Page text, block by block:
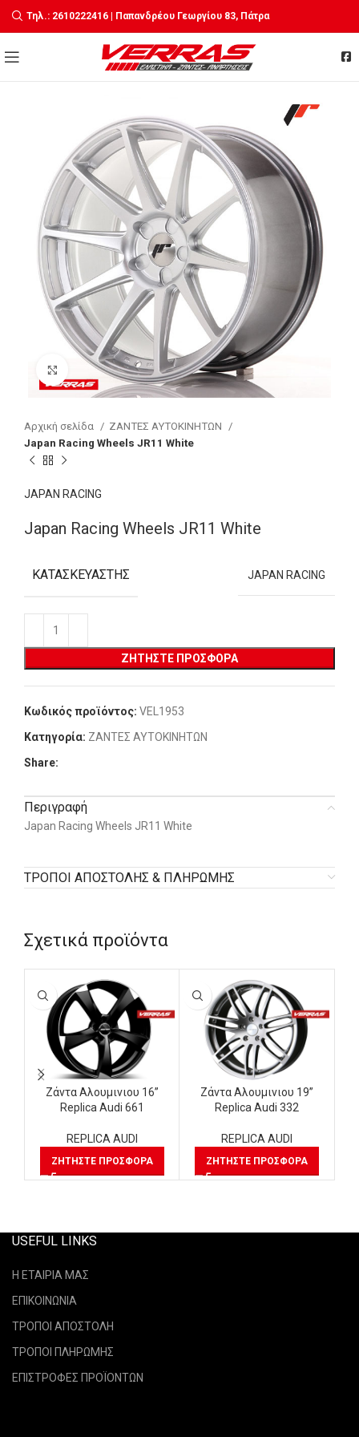
Τηλ.: 2610222416 | Παπανδρέου Γεωργίου 83, Πάτρα
Click to enlarge
Αρχική σελίδα
ΖΑΝΤΕΣ ΑΥΤΟΚΙΝΗΤΩΝ
Japan Racing Wheels JR11 White
JAPAN RACING
Japan Racing Wheels JR11 White
ΚΑΤΑΣΚΕΥΑΣΤΉΣ JAPAN RACING
ΖΗΤΉΣΤΕ ΠΡΟΣΦΟΡΆ
Κωδικός προϊόντος: VEL1953
Κατηγορία: ΖΑΝΤΕΣ ΑΥΤΟΚΙΝΗΤΩΝ
Share:
Περιγραφή
Japan Racing Wheels JR11 White
ΤΡΟΠΟΙ ΑΠΟΣΤΟΛΗΣ & ΠΛΗΡΩΜΗΣ
Σχετικά προϊόντα
Ζάντα Αλουμινιου 16”
Replica Audi 661
REPLICA AUDI
ΖΗΤΉΣΤΕ ΠΡΟΣΦΟΡΆ
Ζάντα Αλουμινιου 19”
Replica Audi 332
REPLICA AUDI
ΖΗΤΉΣΤΕ ΠΡΟΣΦΟΡΆ
USEFUL LINKS
Η ΕΤΑΙΡΙΑ ΜΑΣ
ΕΠΙΚΟΙΝΩΝΙΑ
ΤΡΟΠΟΙ ΑΠΟΣΤΟΛΗ
ΤΡΟΠΟΙ ΠΛΗΡΩΜΗΣ
ΕΠΙΣΤΡΟΦΕΣ ΠΡΟΪΟΝΤΩΝ